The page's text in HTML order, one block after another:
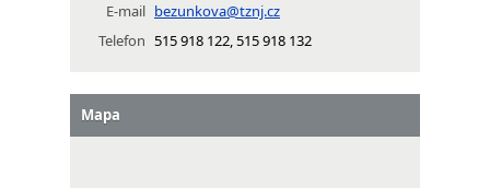
E-mail bezunkova@tznj.cz
Telefon 515 918 122, 515 918 132
Mapa